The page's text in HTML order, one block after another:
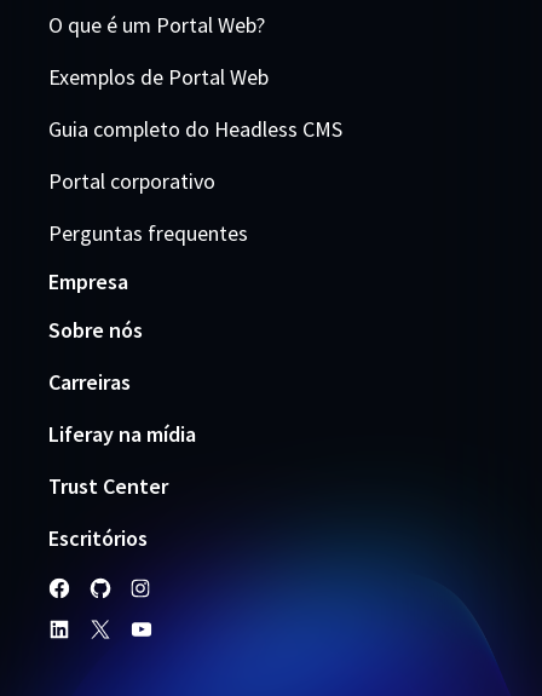
O que é um Portal Web?
Exemplos de Portal Web
Guia completo do Headless CMS
Portal corporativo
Perguntas frequentes
Empresa
Sobre nós
Carreiras
Liferay na mídia
Trust Center
Escritórios